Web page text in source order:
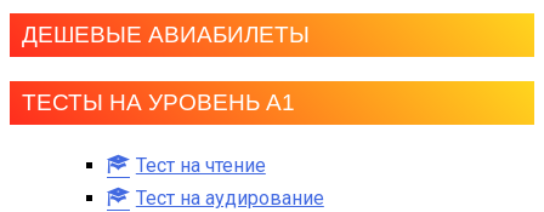
ДЕШЕВЫЕ АВИАБИЛЕТЫ
ТЕСТЫ НА УРОВЕНЬ А1
Тест на чтение
Тест на аудирование